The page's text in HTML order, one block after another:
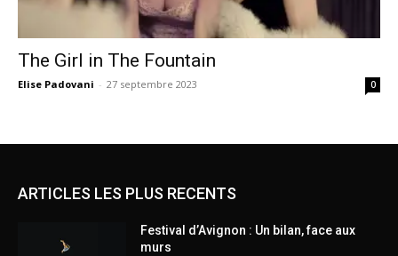
The Girl in The Fountain
Elise Padovani - 27 septembre 2023 0
ARTICLES LES PLUS RECENTS
Festival d’Avignon : Un bilan, face aux
murs